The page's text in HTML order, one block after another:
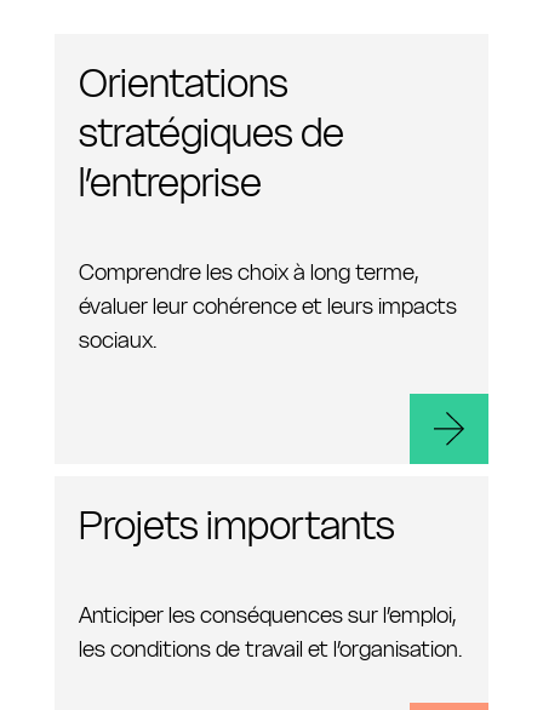
Orientations
stratégiques de
l’entreprise
Comprendre les choix à long terme,
évaluer leur cohérence et leurs impacts
sociaux.
Projets importants
Anticiper les conséquences sur l’emploi,
les conditions de travail et l’organisation.